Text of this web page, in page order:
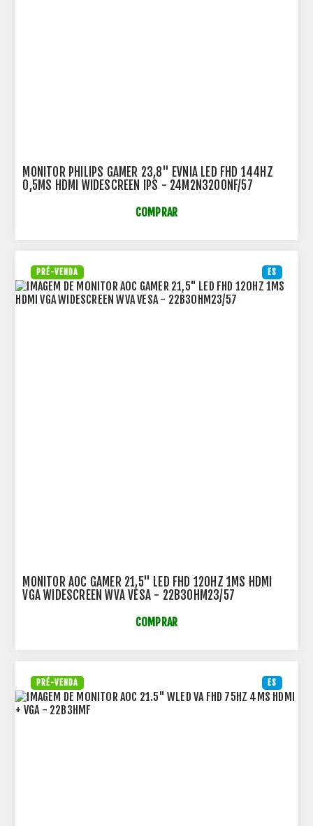
MONITOR PHILIPS GAMER 23,8" EVNIA LED FHD 144HZ
0,5MS HDMI WIDESCREEN IPS - 24M2N3200NF/57
COMPRAR
ES
PRÉ-VENDA
MONITOR AOC GAMER 21,5" LED FHD 120HZ 1MS HDMI
VGA WIDESCREEN WVA VESA - 22B30HM23/57
COMPRAR
ES
PRÉ-VENDA